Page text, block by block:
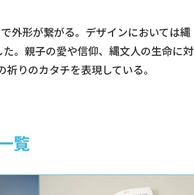
外形が繋がる。デザインにおいては縄
。親子の愛や信仰、縄文人の生命に対
りのカタチを表現している。
覧